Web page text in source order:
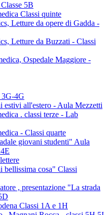
5B
Classi quinte
Letture da opere di Gadda -
Letture da Buzzati - Classi
Ospedale Maggiore -
3G-4G
estivi all'estero - Aula Mezzetti
. classi terze - Lab
- Classi quarte
giovani studenti" Aula
bellissima cosa" Classi
, presentazione "La strada
Classi 1A e 1H